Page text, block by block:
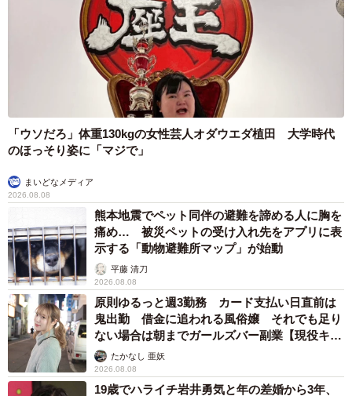
「濃い抹茶を溶かしたものを凍らせて、ミルクに浮かべて
抹茶ミルクを作ってみました！こちらは普通の氷より粘度
が高いため取り出す時に腕などが折れやすく、さらには重
いためミルクに浮かべると全く浮いてこなくてこちらも目
指していたものとはほど遠い出来となってしまいました」
メル子さんは「『FF14』はすごく面白くて変わったサボテ
ンダーもたくさん出てくるのでみなさんぜひプレイしてみ
てください」と話してくれました。
おとといのわたし「サボテンダーのシリコントレー可愛
い〜！！氷作ってカフェオレにいれてパン屋さんのパンと
サボテンダーカフェオレでオシャレな朝食にしちゃ
お！！」
今のわたし「思ってたんと違う」
pic.twitter.com/iPA2g4Jdhv
— メル子 (@KgwMlk)September 2, 2024
「ウソだろ」体重130kgの女性芸人オダウエダ植田 大学時代
のほっそり姿に「マジで」
まいどなメディア
2026.08.08
熊本地震でペット同伴の避難を諦める人に胸を
痛め… 被災ペットの受け入れ先をアプリに表
示する「動物避難所マップ」が始動
平藤 清刀
2026.08.08
原則ゆるっと週3勤務 カード支払い日直前は
鬼出勤 借金に追われる風俗嬢 それでも足り
ない場合は朝までガールズバー副業【現役キャ
ストに取材】
たかなし 亜妖
2026.08.08
19歳でハライチ岩井勇気と年の差婚から3年、